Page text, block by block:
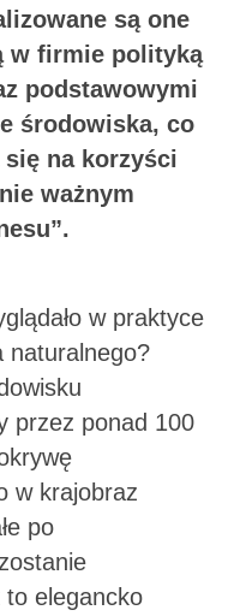
są one
w firmie polityką
podstawowymi
środowiska, co
się na korzyści
ważnym
w praktyce
naturalnego?
przez ponad 100
w krajobraz
po
to elegancko